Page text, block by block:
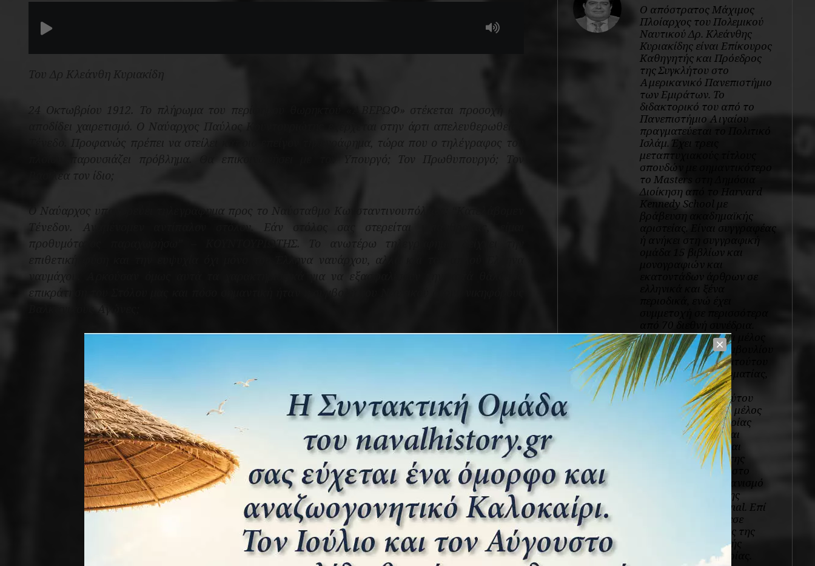
Του Δρ Κλεάνθη Κυριακίδη
24 Οκτωβρίου 1912. Το πλήρωμα του περίφημου θωρηκτού «ΑΒΕΡΩΦ» στέκεται προσοχή και
αποδίδει χαιρετισμό. Ο Ναύαρχος Παύλος Κουντουριώτης εξέρχεται στην άρτι απελευθερωθείσα
Τένεδο. Προφανώς πρέπει να στείλει κάποιο επείγον τηλεγράφημα, τώρα που ο τηλέγραφος του
πλοίου παρουσιάζει πρόβλημα. Θα επικοινωνήσει με τον Υπουργό; Τον Πρωθυπουργό; Τον
Βασιλέα τον ίδιο;
Ο Ναύαρχος υπαγορεύει τηλεγράφημα προς το Ναύσταθμο Κωνσταντινουπόλεως: “Κατελάβομεν
Τένεδον. Αναμένομεν αντίπαλον στόλον. Εάν στόλος σας στερείται γαιάνθρακας, είμαι
προθυμότατος παραχωρήσω” – ΚΟΥΝΤΟΥΡΙΩΤΗΣ. Το ανωτέρω τηλεγράφημα δείχνει την
επιθετική φύση και την ευψυχία όχι μόνο του Έλληνα ναυάρχου, αλλά και του απλού Έλληνα
ναυμάχου. Αρκούσαν όμως αυτά τα χαρακτηριστικά για να εξασφαλίσουν την κατά θάλασσα
επικράτηση του Στόλου μας και πόσο σημαντική ήταν η συμβολή του Ναυτικού στους νικηφόρους
Ο απόστρατος Μάχιμος
Πλοίαρχος του Πολεμικού
Ναυτικού Δρ. Κλεάνθης
Κυριακίδης είναι Επίκουρος
Καθηγητής και Πρόεδρος
της Συγκλήτου στο
Αμερικανικό Πανεπιστήμιο
των Εμιράτων. Το
διδακτορικό του από το
Πανεπιστήμιο Αιγαίου
πραγματεύεται το Πολιτικό
Ισλάμ. Έχει τρεις
μεταπτυχιακούς τίτλους
σπουδών με σημαντικότερο
το Μasters στη Δημόσια
Διοίκηση από το Harvard
Kennedy Schοol με
βράβευση ακαδημαϊκής
αριστείας. Είναι συγγραφέας
ή ανήκει στη συγγραφική
ομάδα 15 βιβλίων και
μονογραφιών και
εκατοντάδων άρθρων σε
από 70 διεθνή συνέδρια.
Μεταξύ άλλων είναι μέλος
του Διοικητικού Συμβουλίου
του Ελληνικού Ινστιτούτου
Πολιτιστικής Διπλωματίας,
ιδρυτικό μέλος του
Ελληνικούς Ινστιτούτου
Ναυτικής Ιστορίας, μέλος
της Ελληνικής Εταιρίας
Διεθνούς Δικαίου και
Διεθνών Σχέσεων και
ανώτερος συνεργάτης
(senior consultant) στο
συμβουλευτικό οργανισμό
και δεξαμενή σκέψης
Strategy International. Επί
τρία χρόνια διετέλεσε
Γενικός Γραμματέας της
Ελληνικής Επιτροπής
Στρατιωτικής Ιστορίας.